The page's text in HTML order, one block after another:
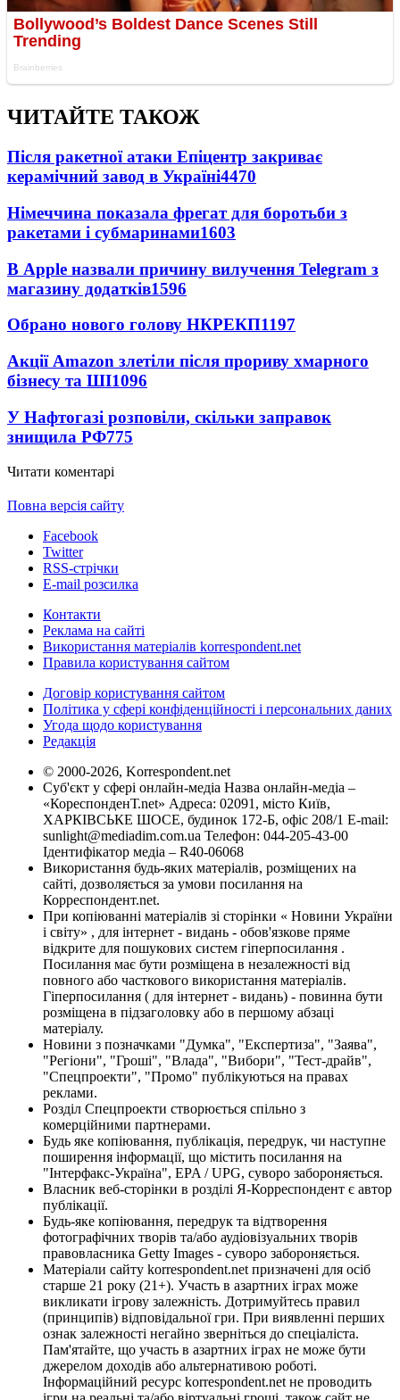
ЧИТАЙТЕ ТАКОЖ
Після ракетної атаки Епіцентр закриває
керамічний завод в Україні4470
Німеччина показала фрегат для боротьби з
ракетами і субмаринами1603
В Apple назвали причину вилучення Telegram з
магазину додатків1596
Обрано нового голову НКРЕКП1197
Акції Amazon злетіли після прориву хмарного
бізнесу та ШІ1096
У Нафтогазі розповіли, скільки заправок
знищила РФ775
Читати коментарі
Повна версія сайту
Facebook
Twitter
RSS-стрічки
E-mail розсилка
Контакти
Реклама на сайті
Використання матеріалів korrespondent.net
Правила користування сайтом
Договір користування сайтом
Політика у сфері конфіденційності і персональних даних
Угода щодо користування
Редакція
© 2000-2026, Korrespondent.net
Суб'єкт у сфері онлайн-медіа Назва онлайн-медіа –
«КореспонденТ.net» Адреса: 02091, місто Київ,
ХАРКІВСЬКЕ ШОСЕ, будинок 172-Б, офіс 208/1 E-mail:
sunlight@mediadim.com.ua Телефон: 044-205-43-00
Ідентифікатор медіа – R40-06068
Використання будь-яких матеріалів, розміщених на
сайті, дозволяється за умови посилання на
Корреспондент.net.
При копіюванні матеріалів зі сторінки « Новини України
і світу» , для інтернет - видань - обов'язкове пряме
відкрите для пошукових систем гіперпосилання .
Посилання має бути розміщена в незалежності від
повного або часткового використання матеріалів.
Гіперпосилання ( для інтернет - видань) - повинна бути
розміщена в підзаголовку або в першому абзаці
матеріалу.
Новини з позначками "Думка", "Експертиза", "Заява",
"Регіони", "Гроші", "Влада", "Вибори", "Тест-драйв",
"Спецпроекти", "Промо" публікуються на правах
реклами.
Розділ Спецпроекти створюється спільно з
комерційними партнерами.
Будь яке копіювання, публікація, передрук, чи наступне
поширення інформації, що містить посилання на
"Інтерфакс-Україна", EPA / UPG, суворо забороняється.
Власник веб-сторінки в розділі Я-Корреспондент є автор
публікації.
Будь-яке копіювання, передрук та відтворення
фотографічних творів та/або аудіовізуальних творів
правовласника Getty Images - суворо забороняється.
Матеріали сайту korrespondent.net призначені для осіб
старше 21 року (21+). Участь в азартних іграх може
викликати ігрову залежність. Дотримуйтесь правил
(принципів) відповідальної гри. При виявленні перших
ознак залежності негайно зверніться до спеціаліста.
Пам'ятайте, що участь в азартних іграх не може бути
джерелом доходів або альтернативою роботі.
Інформаційний ресурс korrespondent.net не проводить